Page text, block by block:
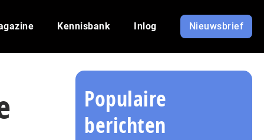
Kennisbank Inlog Nieuwsbrief
Populaire
berichten